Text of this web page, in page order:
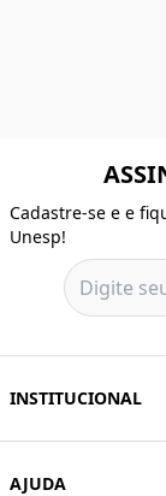
Cadastre-se e e
Unesp!
INSTITUCIONAL
AJUDA